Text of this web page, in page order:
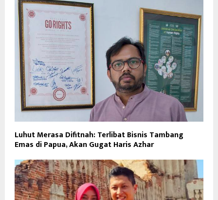
Luhut Merasa Difitnah: Terlibat Bisnis Tambang
Emas di Papua, Akan Gugat Haris Azhar